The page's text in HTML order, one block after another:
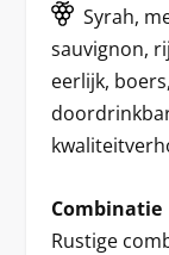
Syrah,
sauvignon,
eerlijk,
Combinatie
Rustige